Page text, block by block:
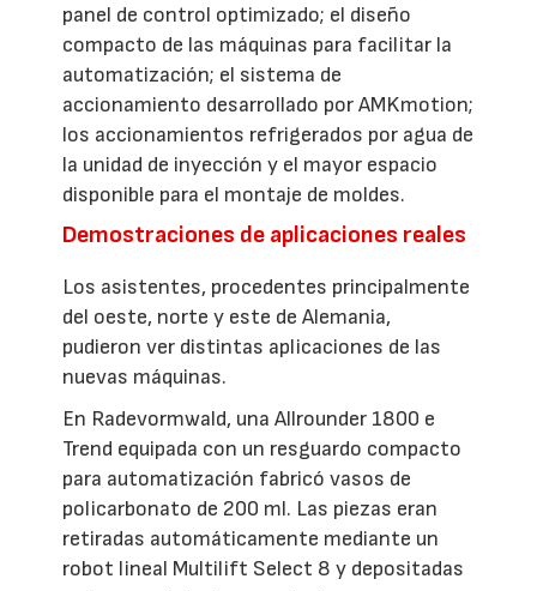
panel de control optimizado; el diseño
compacto de las máquinas para facilitar la
automatización; el sistema de
accionamiento desarrollado por AMKmotion;
los accionamientos refrigerados por agua de
la unidad de inyección y el mayor espacio
disponible para el montaje de moldes.
Demostraciones de aplicaciones reales
Los asistentes, procedentes principalmente
del oeste, norte y este de Alemania,
pudieron ver distintas aplicaciones de las
nuevas máquinas.
En Radevormwald, una Allrounder 1800 e
Trend equipada con un resguardo compacto
para automatización fabricó vasos de
policarbonato de 200 ml. Las piezas eran
retiradas automáticamente mediante un
robot lineal Multilift Select 8 y depositadas